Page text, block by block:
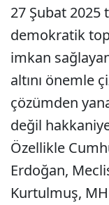
27 Şubat 2025
demokratik
imkan
altını önemle
çözümden
değil
Özellikle
Erdoğan,
Kurtulmuş,